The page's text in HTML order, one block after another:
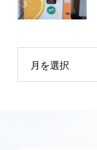
月を選択